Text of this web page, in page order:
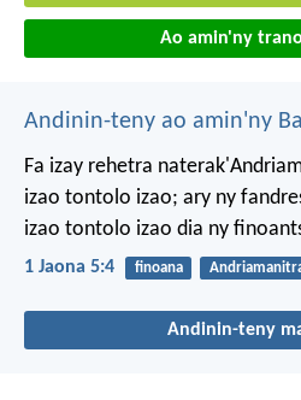
Ao amin'ny
Andinin-teny ao amin'ny
Fa izay rehetra
izao tontolo izao; ary ny
izao tontolo izao dia ny
1 Jaona 5:4 finoana
Andinin-teny